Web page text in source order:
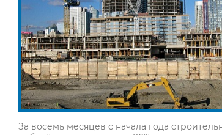
За восемь месяцев с начала года